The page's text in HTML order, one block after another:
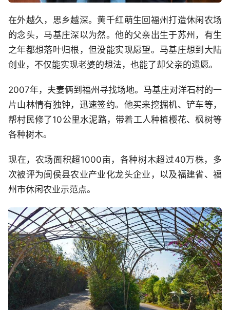
在外越久，思乡越深。黄千红萌生回福州打造休闲农场
的念头，马基庄深以为然。他的父亲出生于苏州，有生
之年都想落叶归根，但没能实现愿望。马基庄想到大陆
创业，不仅能实现老婆的想法，也能了却父亲的遗愿。
2007年，夫妻俩到福州寻找场地。马基庄对洋石村的一
片山林情有独钟，迅速签约。他买来挖掘机、铲车等，
帮村民修了10公里水泥路，带着工人种植樱花、枫树等
各种树木。
现在，农场面积超1000亩，各种树木超过40万株，多
次被评为闽侯县农业产业化龙头企业，以及福建省、福
州市休闲农业示范点。